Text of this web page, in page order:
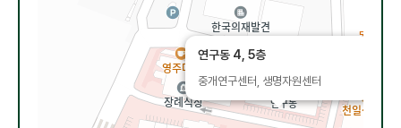
연구동 4, 5층
중개연구센터, 생명자원센터